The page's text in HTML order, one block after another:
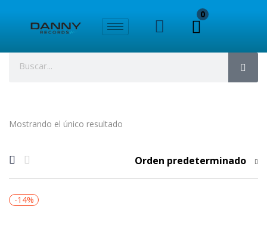
0
Mostrando el único resultado
Orden predeterminado
-14%